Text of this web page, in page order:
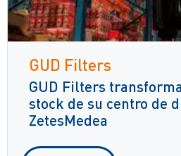
GUD Filters
GUD Filters
stock de su centro de
ZetesMedea